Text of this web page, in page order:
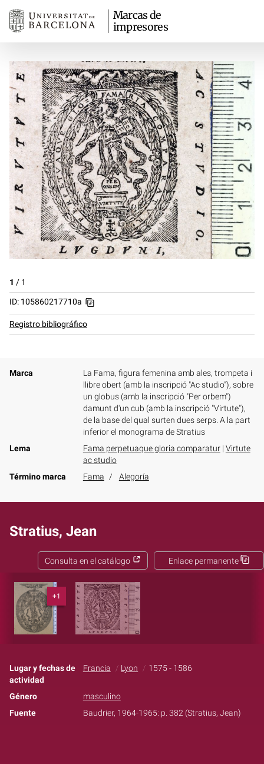
Marcas de
impresores
1 / 1
ID: 105860217710a
Registro bibliográfico
Marca
La Fama, figura femenina amb ales, trompeta i
llibre obert (amb la inscripció "Ac studio"), sobre
un globus (amb la inscripció "Per orbem")
damunt d'un cub (amb la inscripció "Virtute"),
de la base del qual surten dues serps. A la part
inferior el monograma de Stratius
Lema
Fama perpetuaque gloria comparatur| Virtute
ac studio
Término marca
Fama Alegoría
Stratius, Jean
Enlace permanente
Consulta en el catálogo
+1
Lugar y fechas de
actividad
Francia Lyon 1575 - 1586
Género
masculino
Fuente
Baudrier, 1964-1965: p. 382 (Stratius, Jean)